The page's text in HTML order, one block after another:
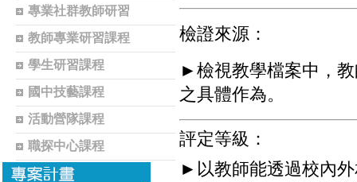
專業社群教師研習
教師專業研習課程
學生研習課程
國中技藝課程
活動營隊課程
職探中心課程
檢證來源：
►檢視教學檔案中，
之具體作為。
評定等級：
► 以教師能透過校內